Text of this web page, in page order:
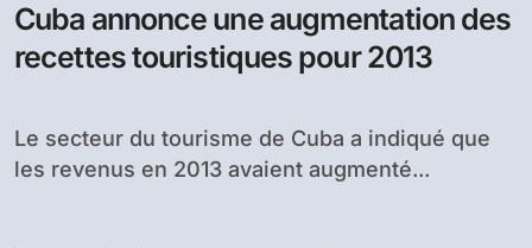
Cuba annonce une augmentation des
recettes touristiques pour 2013
Le secteur du tourisme de Cuba a indiqué que
les revenus en 2013 avaient augmenté...